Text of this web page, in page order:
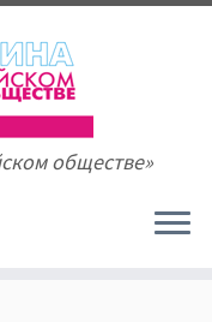
обществе»